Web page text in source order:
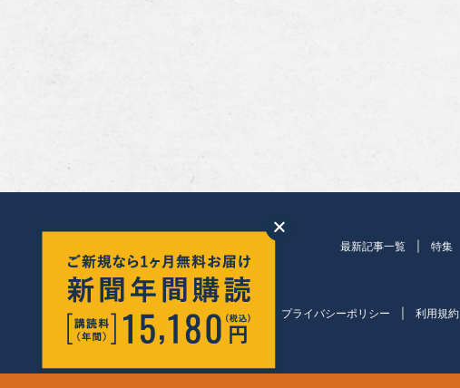
最新記事一覧
特集
会社紹介
プライバシーポリシー 利用規約